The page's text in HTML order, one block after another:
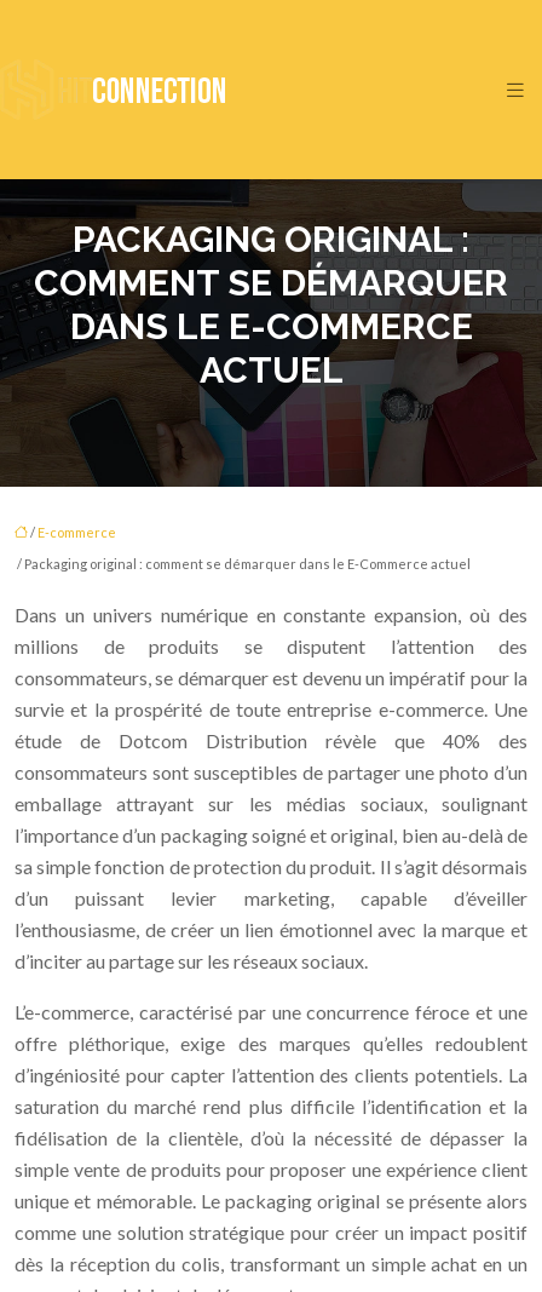
PACKAGING ORIGINAL :
COMMENT SE DÉMARQUER
DANS LE E-COMMERCE
ACTUEL
/ E-commerce
/ Packaging original : comment se démarquer dans le E-Commerce actuel
Dans un univers numérique en constante expansion, où des
millions de produits se disputent l’attention des
consommateurs, se démarquer est devenu un impératif pour la
survie et la prospérité de toute entreprise e-commerce. Une
étude de Dotcom Distribution révèle que 40% des
consommateurs sont susceptibles de partager une photo d’un
emballage attrayant sur les médias sociaux, soulignant
l’importance d’un packaging soigné et original, bien au-delà de
sa simple fonction de protection du produit. Il s’agit désormais
d’un puissant levier marketing, capable d’éveiller
l’enthousiasme, de créer un lien émotionnel avec la marque et
d’inciter au partage sur les réseaux sociaux.
L’e-commerce, caractérisé par une concurrence féroce et une
offre pléthorique, exige des marques qu’elles redoublent
d’ingéniosité pour capter l’attention des clients potentiels. La
saturation du marché rend plus difficile l’identification et la
fidélisation de la clientèle, d’où la nécessité de dépasser la
simple vente de produits pour proposer une expérience client
unique et mémorable. Le packaging original se présente alors
comme une solution stratégique pour créer un impact positif
dès la réception du colis, transformant un simple achat en un